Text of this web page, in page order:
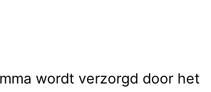
wordt verzorgd door het